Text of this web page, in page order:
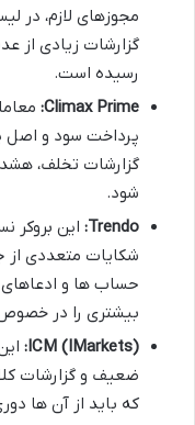
مجوزهای لازم، در
گزارشات زیادی از
رسیده است.
Climax Prime:
پرداخت سود و اصل
گزارشات تخلف،
شود.
Trendo: این بروکر
شکایات متعددی
حساب ها و
بیشتری را در
ICM (IMarkets):
ضعیف و گزارشات
که باید از آن ها